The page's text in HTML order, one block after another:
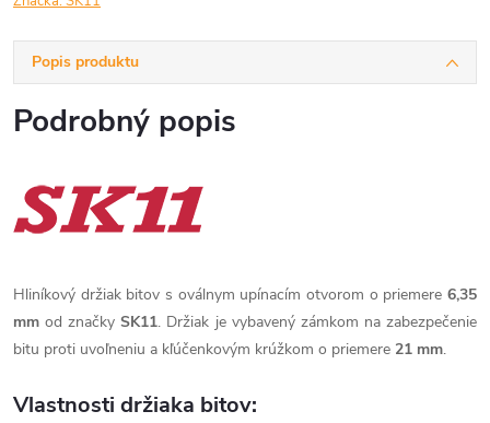
Popis produktu
Podrobný popis
Hliníkový držiak bitov s oválnym upínacím otvorom o priemere 6,35
mm od značkySK11. Držiak je vybavený zámkom na zabezpečenie
bitu proti uvoľneniu a kľúčenkovým krúžkom o priemere 21 mm.
Vlastnosti držiaka bitov: